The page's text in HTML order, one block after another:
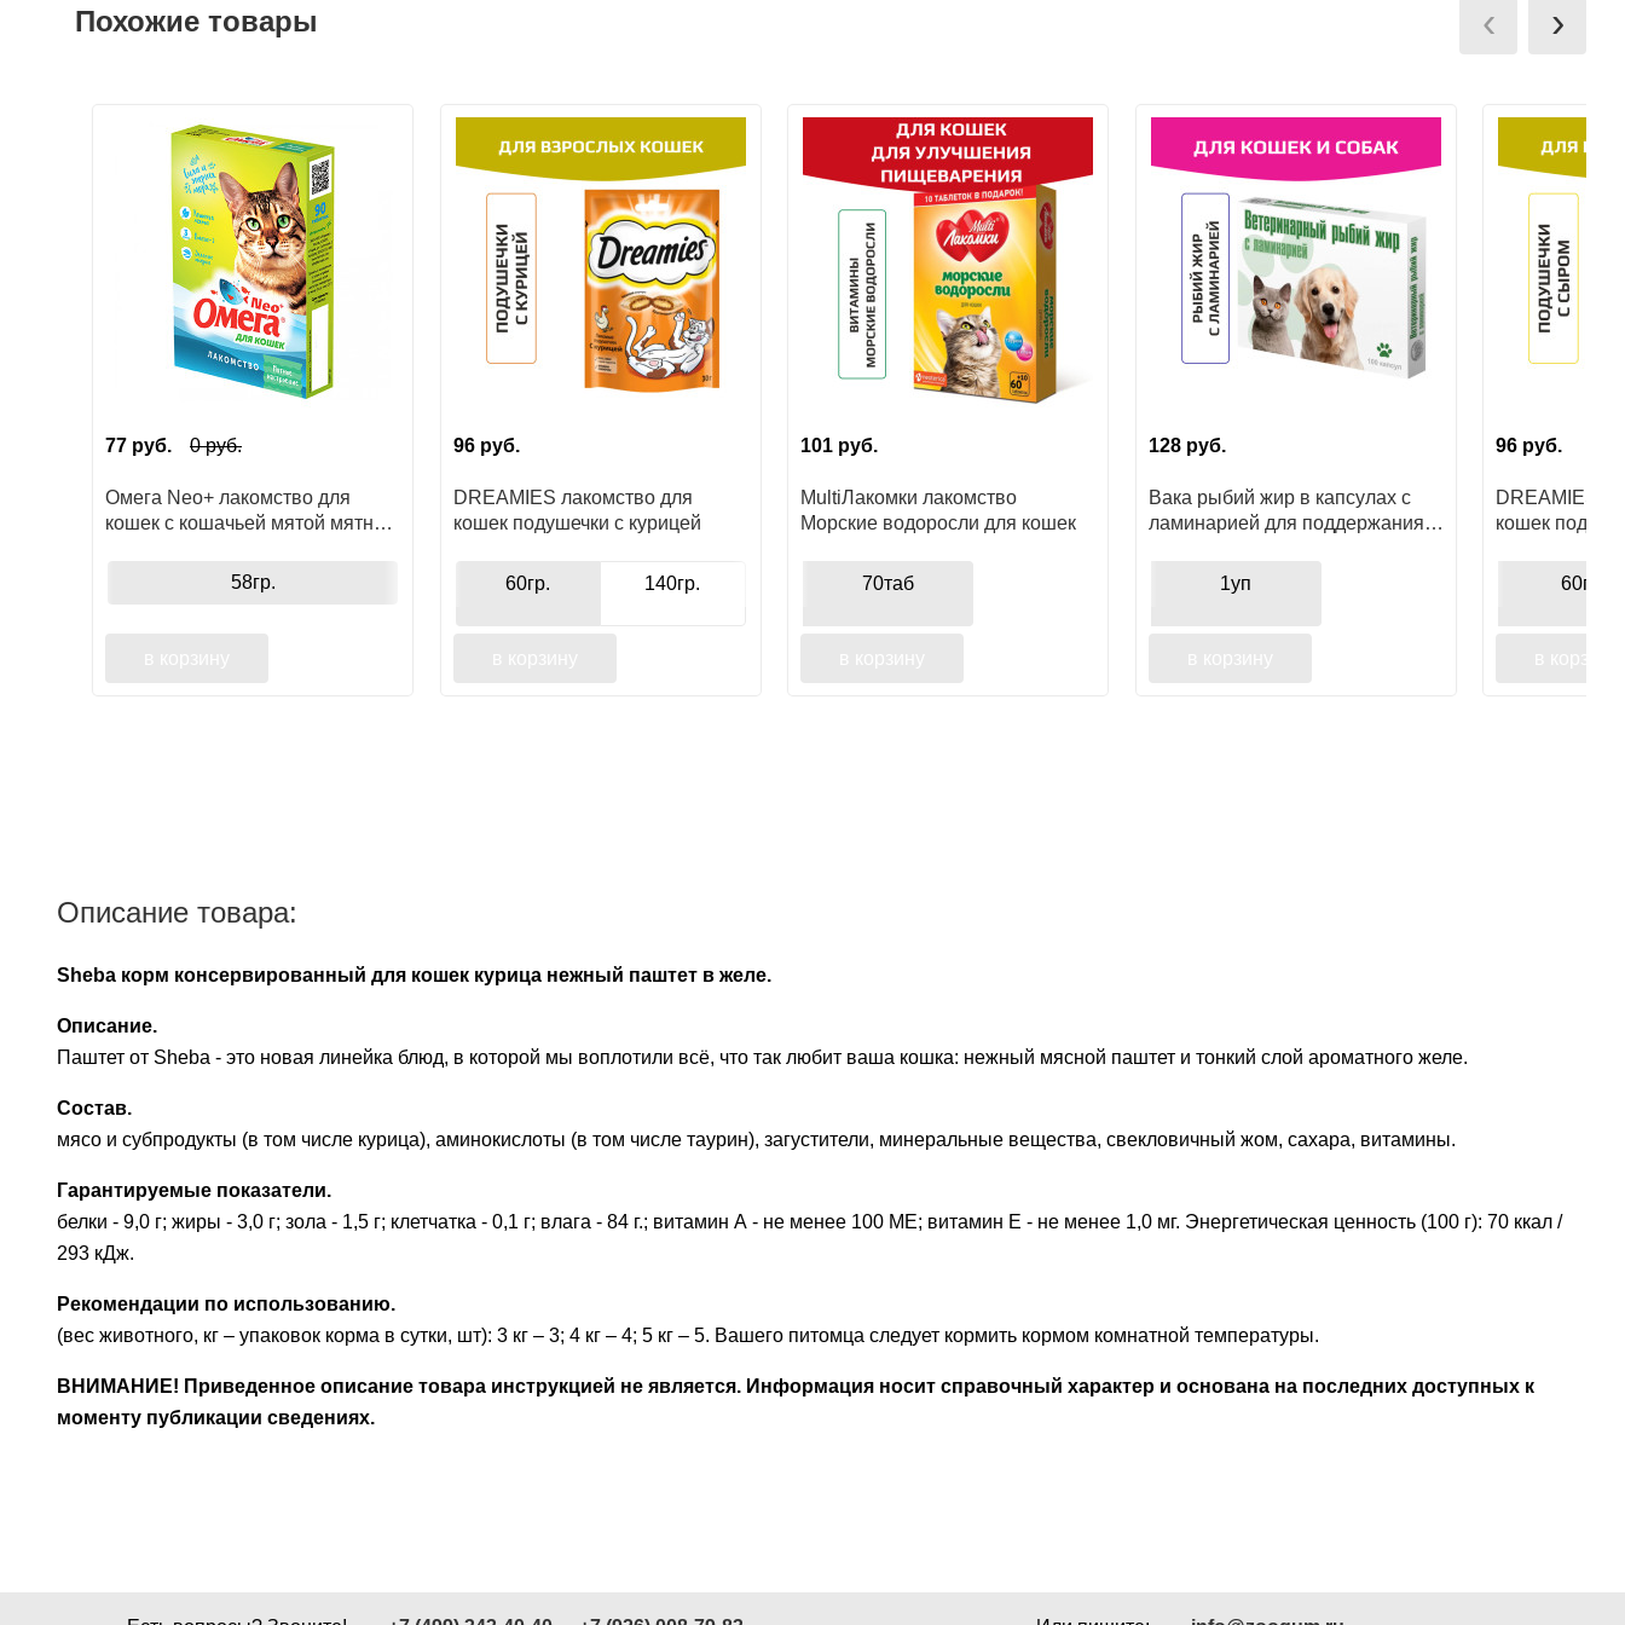
Похожие товары
77 руб. 0руб.
Омега Neo+ лакомство для
кошек с кошачьей мятой мятное
58гр.
96руб.
DREAMIES лакомство для
кошек подушечки с курицей
60гр. 140гр.
101 руб.
MultiЛакомки лакомство
Морские водоросли для кошек
70таб
128руб.
Вака рыбий жир в капсулах с
ламинарией для поддержания
питомца1уп
96 руб.
DREAMIES
кошек
60гр.
‹ ›
Описание товара:
Sheba корм консервированный для кошек курица нежный паштет в желе.
Описание.
Паштет от Sheba - это новая линейка блюд, в которой мы воплотили всё, что так любит ваша кошка: нежный мясной паштет и тонкий слой ароматного желе.
Состав.
мясо и субпродукты (в том числе курица), аминокислоты (в том числе таурин), загустители, минеральные вещества, свекловичный жом, сахара, витамины.
Гарантируемые показатели.
белки - 9,0 г; жиры - 3,0 г; зола - 1,5 г; клетчатка - 0,1 г; влага - 84 г.; витамин А - не менее 100 МЕ; витамин Е - не менее 1,0 мг. Энергетическая ценность (100 г): 70 ккал /
293 кДж.
Рекомендации по использованию.
(вес животного, кг – упаковок корма в сутки, шт): 3 кг – 3; 4 кг – 4; 5 кг – 5. Вашего питомца следует кормить кормом комнатной температуры.
ВНИМАНИЕ! Приведенное описание товара инструкцией не является. Информация носит справочный характер и основана на последних доступных к
моменту публикации сведениях.